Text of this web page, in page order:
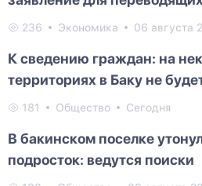
236 Экономика 06 августа
К сведению граждан: на
территориях в Баку не
181 Общество Сегодня
В бакинском поселке
подросток: ведутся поиски